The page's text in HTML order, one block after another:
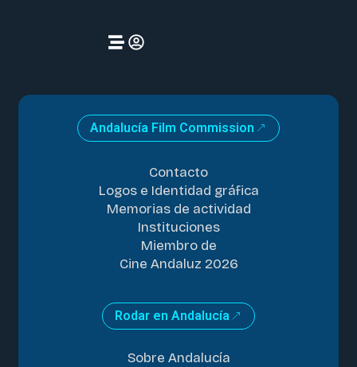
Andalucía Film Commission
Contacto
Logos e Identidad gráfica
Memorias de actividad
Instituciones
Miembro de
Cine Andaluz 2026
Rodar en Andalucía
Sobre Andalucía